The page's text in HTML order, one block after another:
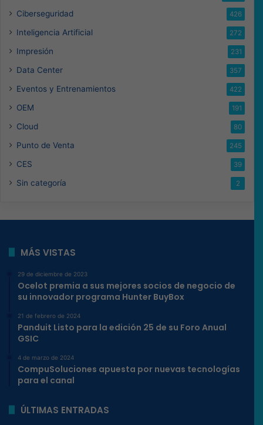
Ciberseguridad 426
Inteligencia Artificial 272
Impresión 231
Data Center 357
Eventos y Entrenamientos 422
OEM 191
Cloud 80
Punto de Venta 245
CES 39
Sin categoría 2
MÁS VISTAS
29 de diciembre de 2023
Ocelot premia a sus mejores socios de negocio de
su innovador programa Hunter BuyBox
21 de febrero de 2024
Panduit Listo para la edición 25 de su Foro Anual
GSIC
4 de marzo de 2024
CompuSoluciones apuesta por nuevas tecnologías
para el canal
ÚLTIMAS ENTRADAS